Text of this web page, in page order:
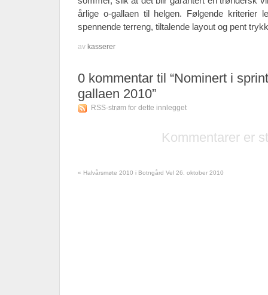
årlige o-gallaen til helgen. Følgende kriterier
spennende terreng, tiltalende layout og pent
av kasserer
0 kommentar til “Nominert i
gallaen 2010”
RSS-strøm for dette innlegget
Kommentarer er
« Halvårsmøte 2010 i Botngård Vel 26. oktober 2010